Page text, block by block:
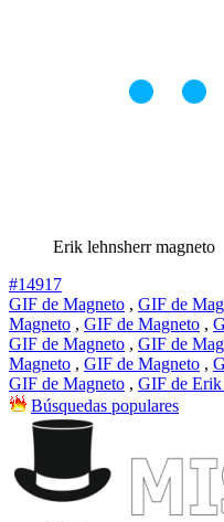
Erik lehnsherr magneto
#14917
GIF de Magneto , GIF de
Magneto , GIF de Magneto ,
GIF de Magneto , GIF de
Magneto , GIF de Magneto ,
GIF de Magneto , GIF de Erik
Búsquedas populares